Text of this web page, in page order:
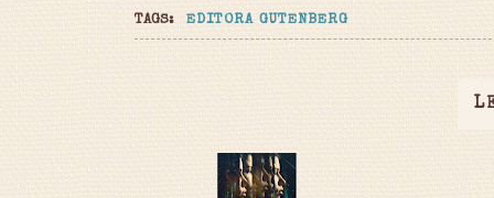
TAGS: EDITORA GUTENBERG